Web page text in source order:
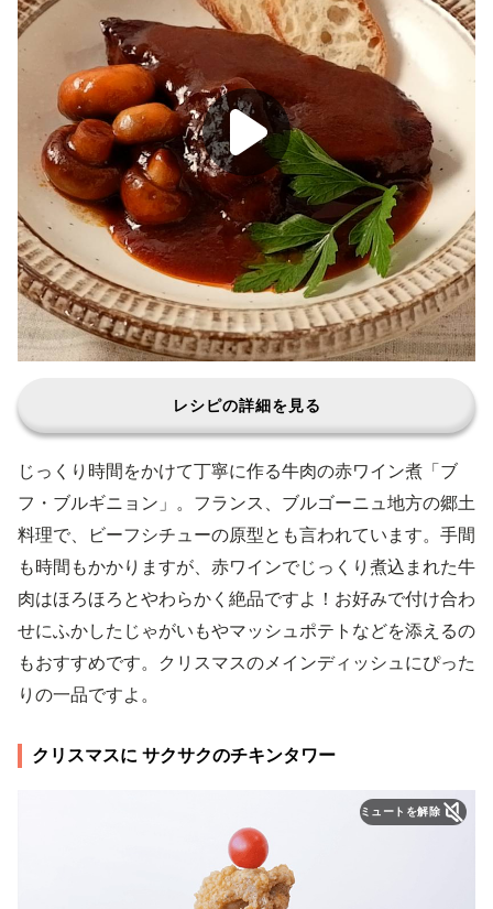
レシピの詳細を見る
じっくり時間をかけて丁寧に作る牛肉の赤ワイン煮「ブ
フ・ブルギニョン」。フランス、ブルゴーニュ地方の郷土
料理で、ビーフシチューの原型とも言われています。手間
も時間もかかりますが、赤ワインでじっくり煮込まれた牛
肉はほろほろとやわらかく絶品ですよ！お好みで付け合わ
せにふかしたじゃがいもやマッシュポテトなどを添えるの
もおすすめです。クリスマスのメインディッシュにぴった
りの一品ですよ。
クリスマスに サクサクのチキンタワー
ミュートを解除